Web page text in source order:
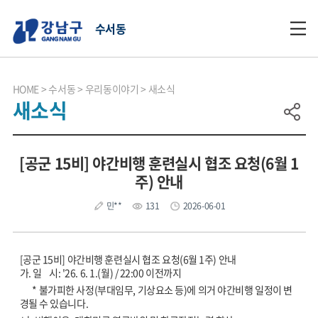
수서동
HOME 수서동 우리동이야기 새소식
새소식
[공군 15비] 야간비행 훈련실시 협조 요청(6월 1
주) 안내
민** 131 2026-06-01
[공군 15비] 야간비행 훈련실시 협조 요청(6월 1주) 안내
가. 일 시: '26. 6. 1.(월) / 22:00 이전까지
* 불가피한 사정(부대임무, 기상요소 등)에 의거 야간비행 일정이 변
경될 수 있습니다.